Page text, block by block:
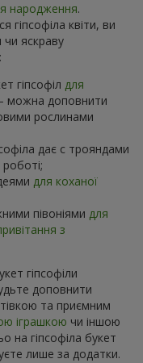
народження.
гіпсофіла квіти, ви
яскраву
гіпсофіл для
можна доповнити
рослинами
дає с трояндами
для коханої
півоніями для
з
гіпсофіли
доповнити
та приємним
іграшкою чи іншою
на гіпсофіла букет
лише за додатки.